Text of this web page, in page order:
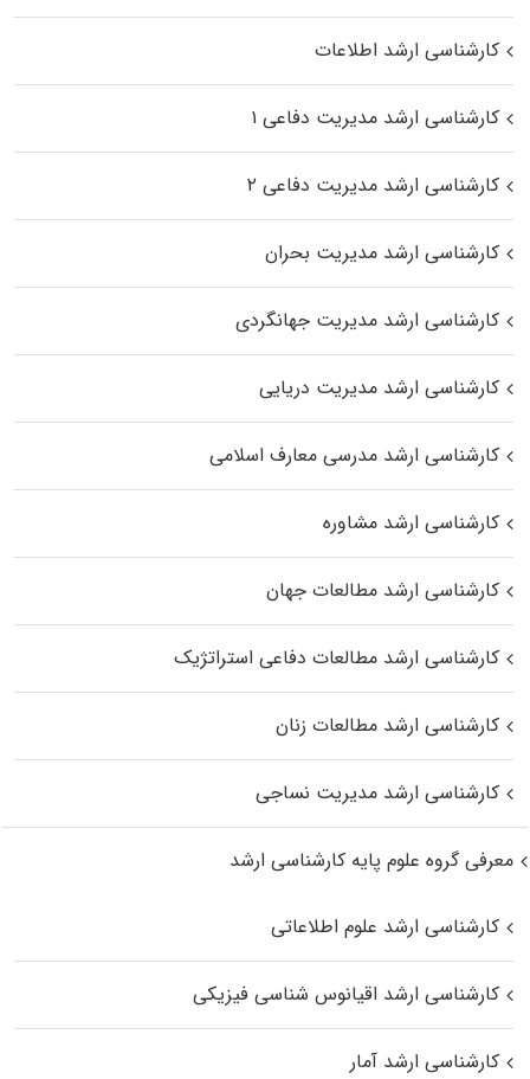
کارشناسی ارشد اطلاعات
کارشناسی ارشد مدیریت دفاعی ۱
کارشناسی ارشد مدیریت دفاعی ۲
کارشناسی ارشد مدیریت بحران
کارشناسی ارشد مدیریت جهانگردی
کارشناسی ارشد مدیریت دریایی
کارشناسی ارشد مدرسی معارف اسلامی
کارشناسی ارشد مشاوره
کارشناسی ارشد مطالعات جهان
کارشناسی ارشد مطالعات دفاعی استراتژیک
کارشناسی ارشد مطالعات زنان
کارشناسی ارشد مدیریت نساجی
معرفی گروه علوم پایه کارشناسی ارشد
کارشناسی ارشد علوم اطلاعاتی
کارشناسی ارشد اقیانوس‌ شناسی فیزیکی
کارشناسی ارشد آمار